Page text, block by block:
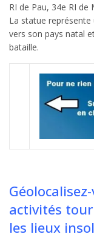
RI de Pau, 34e RI
La statue représente
vers son pays natal
bataille.
activités
les lieux